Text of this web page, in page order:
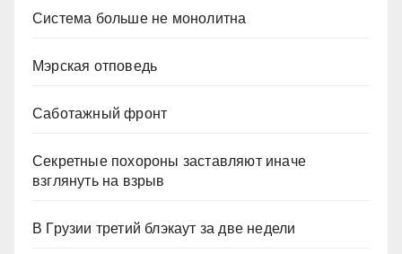
Система больше не монолитна
Мэрская отповедь
Саботажный фронт
Секретные похороны заставляют иначе
взглянуть на взрыв
В Грузии третий блэкаут за две недели